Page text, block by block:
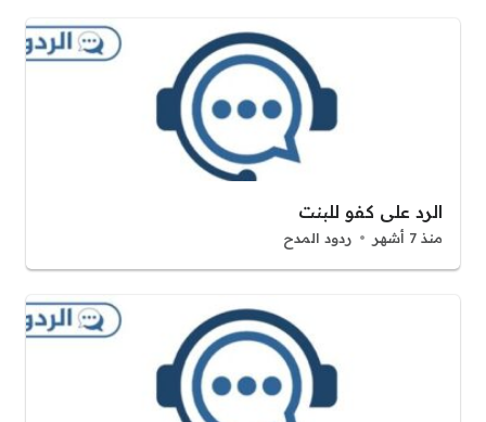
الرد على كفو للبنت
منذ 7 أشهر ردود المدح